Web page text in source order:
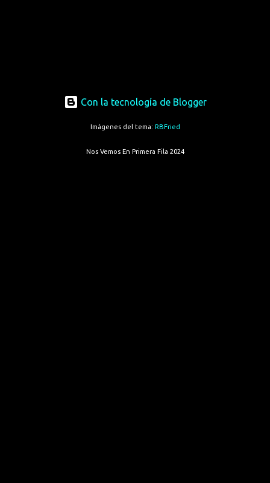
Con la tecnología de Blogger
Imágenes del tema: RBFried
Nos Vemos En Primera Fila 2024